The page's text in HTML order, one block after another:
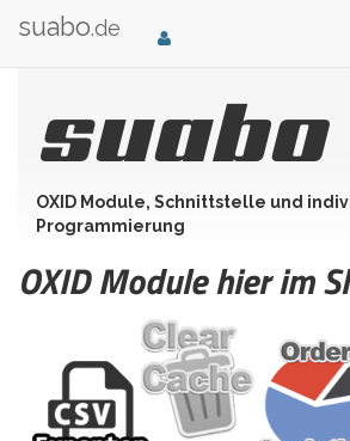
suabo.de
suabo
OXID Module, Schnittstelle und
Programmierung
OXID Module hier im